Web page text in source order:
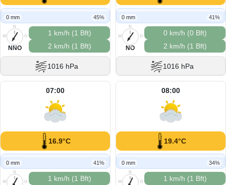
0 mm 45%
N
O
S
W
NNO
1 km/h (1 Bft)
2 km/h (1 Bft)
1016 hPa
0 mm 41%
N
O
S
W
NO
0 km/h (0 Bft)
2 km/h (1 Bft)
1016 hPa
07:00
16.9°C
0 mm 41%
N
O
W
1 km/h (1 Bft)
08:00
19.4°C
0 mm 34%
N
O
W
1 km/h (1 Bft)